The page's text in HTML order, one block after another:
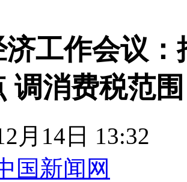
济工作会议：
调消费税范围
月14日 13:32
国新闻网